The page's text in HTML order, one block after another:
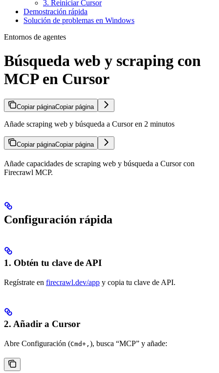
3. Reiniciar Cursor
Demostración rápida
Solución de problemas en Windows
Entornos de agentes
Búsqueda web y scraping con
MCP en Cursor
Copiar páginaCopiar página
Añade scraping web y búsqueda a Cursor en 2 minutos
Copiar páginaCopiar página
Añade capacidades de scraping web y búsqueda a Cursor con
Firecrawl MCP.
Configuración rápida
1. Obtén tu clave de API
Regístrate en firecrawl.dev/app y copia tu clave de API.
2. Añadir a Cursor
Abre Configuración (Cmd+, ), busca “MCP” y añade: